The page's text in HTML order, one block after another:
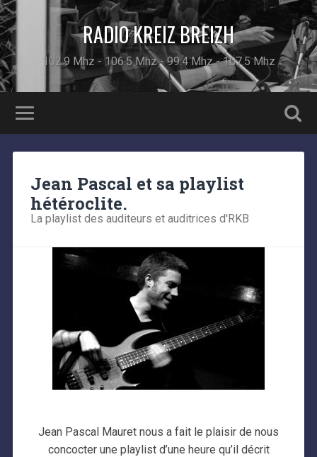
RADIO KREIZ BREIZH
102.9 Mhz - 106.5 Mhz - 99.4 Mhz - 107.5 Mhz
Jean Pascal et sa playlist
hétéroclite.
La playlist des auditeurs et auditrices d'RKB
Jean Pascal Mauret nous a fait le plaisir de nous
concocter une playlist d’une heure qu’il décrit